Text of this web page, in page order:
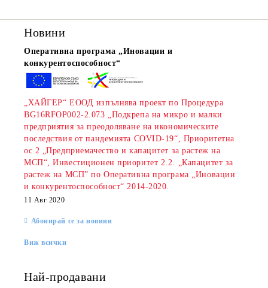
Новини
Оперативна програма „Иновации и
конкурентоспособност“
„ХАЙГЕР“ ЕООД изпълнява проект по Процедура
BG16RFOP002-2.073 „Подкрепа на микро и малки
предприятия за преодоляване на икономическите
последствия от пандемията COVID-19“, Приоритетна
ос 2 „Предприемачество и капацитет за растеж на
МСП“, Инвестиционен приоритет 2.2. „Капацитет за
растеж на МСП” по Оперативна програма „Иновации
и конкурентоспособност“ 2014-2020.
11 Авг 2020
Абонирай се за новини
Виж всички
Най-продавани